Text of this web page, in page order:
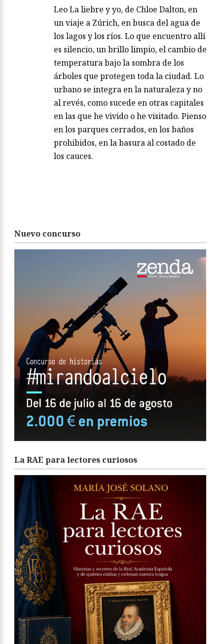
Leo La liebre y yo, de Chloe Dalton, en
un viaje a Zúrich, en busca del agua de
los lagos y los ríos. Lo que encuentro allí
es silencio, un brillo limpio, el cambio de
temperatura bajo la sombra de los
árboles que protegen toda la ciudad. Lo
urbano se integra en la naturaleza y no
al revés, como sucede en otras capitales
en las que he vivido o he visitado. Pienso
en los parques cerrados, en los baños
prohibidos, en la basura al costado de
los cauces.
Nuevo concurso
La RAE para lectores curiosos